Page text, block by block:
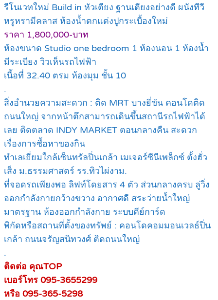
รีโนเวทใหม่ Build in หัวเตียง ฐานเตียงอย่างดี ผนังทีวี
หรูหรามีคลาส ห้องน้ำตกแต่งปูกระเบื้องใหม่
ราคา 1,800,000-บาท
ห้องขนาด Studio one bedroom 1 ห้องนอน 1 ห้องน้ำ
มีระเบียง วิวเห็นรถไฟฟ้า
เนื้อที่ 32.40 ตรม ห้องมุม ชั้น 10
.
สิ่งอำนวยความสะดวก : ติด MRT บางยี่ขัน คอนโดติด
ถนนใหญ่ จากหน้าตึกสามารถเดินขึ้นสถานีรถไฟฟ้าได้
เลย ติดตลาด INDY MARKET ตอนกลางคืน สะดวก
เรื่องการซื้อหาของกิน
ทำเลเยี่ยมใกล้เซ็นทรัลปิ่นเกล้า เมเจอร์ซีนีเพล็กซ์ ตั้งฮั่ว
เส็ง ม.ธรรมศาสตร์ รร.ทิวไผ่งาม.
ที่จอดรถเพียงพอ ลิฟท์โดยสาร 4 ตัว ส่วนกลางครบ ลู่วิ่ง
ออกกำลังกายกว้างขวาง อากาศดี สระว่ายน้ำใหญ่
มาตรฐาน ห้องออกกำลังกาย ระบบคีย์การ์ด
พิกัดหรือสถานที่ตั้งของทรัพย์ : คอนโดคอมมอนเวลธ์ปิ่น
เกล้า ถนนจรัญสนิทวงศ์ ติดถนนใหญ่
.
ติดต่อ คุณTOP
เบอร์โทร 095-3655299
หรือ 095-365-5298